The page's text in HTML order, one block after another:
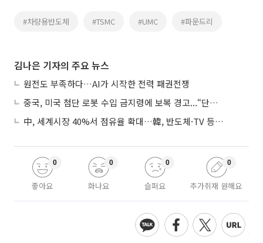
#차량용반도체 #TSMC #UMC #파운드리
김나은 기자의 주요 뉴스
원전도 부족하다…AI가 시작한 전력 패권전쟁
중국, 미국 첨단 로봇 수입 금지령에 보복 경고...“단호히 대응”
中, 세계시장 40%서 점유율 확대…韓, 반도체·TV 등 4개 품목 1위
좋아요
0
화나요
0
슬퍼요
0
추가취재 원해요
0